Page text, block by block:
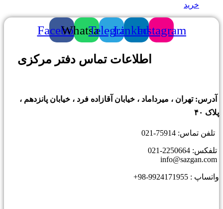
خرید
Instagram
Linkedin
Telegram
Whatsapp
Facebook
اطلاعات تماس دفتر مرکزی
تهران ، میرداماد ، خیابان آقازاده فرد ، خیابان پانزدهم ،
۴۰
تماس: 75914-021
2250664-021
: 9924171955-98+